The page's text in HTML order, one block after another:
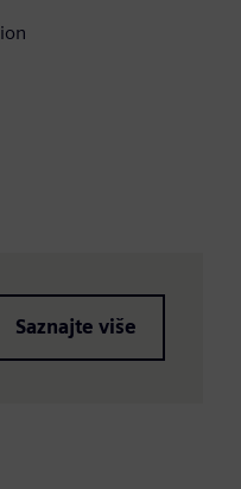
Saznajte više